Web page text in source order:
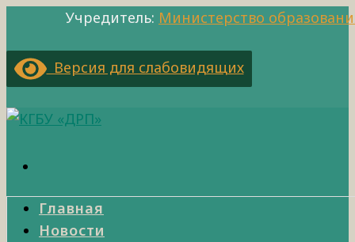
Учредитель: Министерство
Версия для слабовидящих
Главная
Новости